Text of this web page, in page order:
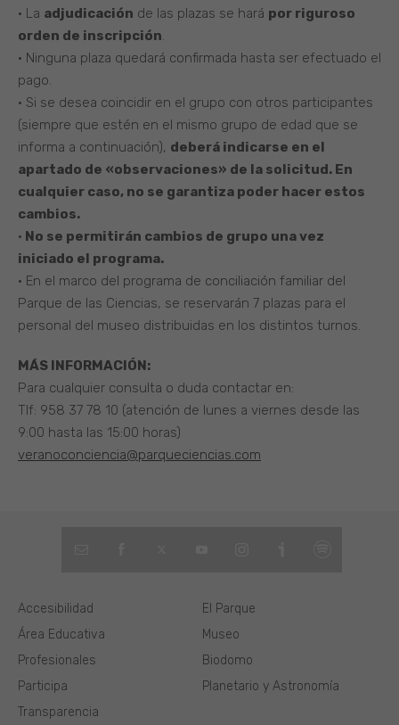
• La adjudicación de las plazas se hará por riguroso
orden de inscripción.
• Ninguna plaza quedará confirmada hasta ser efectuado el
pago.
• Si se desea coincidir en el grupo con otros participantes
(siempre que estén en el mismo grupo de edad que se
informa a continuación), deberá indicarse en el
apartado de «observaciones» de la solicitud. En
cualquier caso, no se garantiza poder hacer estos
cambios.
• No se permitirán cambios de grupo una vez
iniciado el programa.
• En el marco del programa de conciliación familiar del
Parque de las Ciencias, se reservarán 7 plazas para el
personal del museo distribuidas en los distintos turnos.
MÁS INFORMACIÓN:
Para cualquier consulta o duda contactar en:
Tlf: 958 37 78 10 (atención de lunes a viernes desde las
9:00 hasta las 15:00 horas)
veranoconciencia@parqueciencias.com
El Parque
Museo
Biodomo
Planetario y Astronomía
Área Educativa
Profesionales
Participa
Transparencia
Accesibilidad